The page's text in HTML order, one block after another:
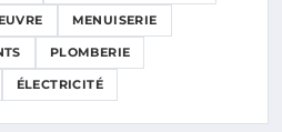
MENUISERIE
PLOMBERIE
ÉLECTRICITÉ